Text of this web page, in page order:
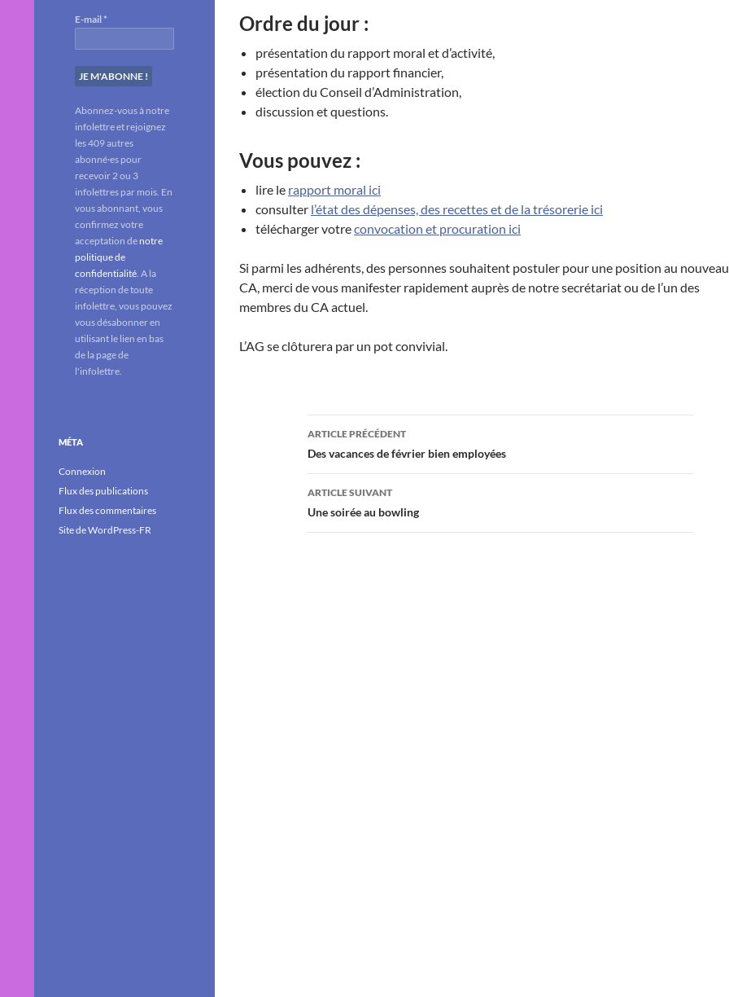
Ordre du jour :
présentation du rapport moral et d’activité,
présentation du rapport financier,
élection du Conseil d’Administration,
discussion et questions.
Vous pouvez :
lire le rapport moral ici
consulter l’état des dépenses, des recettes et de la trésorerie ici
télécharger votreconvocation et procuration ici
Si parmi les adhérents, des personnes souhaitent postuler pour une position au nouveau
CA, merci de vous manifester rapidement auprès de notre secrétariat ou de l’un des
membres du CA actuel.
L’AG se clôturera par un pot convivial.
Navigation
des
articles
ARTICLE PRÉCÉDENT
Des vacances de février bien employées
ARTICLE SUIVANT
Une soirée au bowling
E-mail*
Abonnez-vous à notre
infolettre et rejoignez
les 409 autres
abonné·es pour
recevoir 2 ou 3
infolettres par mois. En
vous abonnant, vous
confirmez votre
acceptation de notre
politique de
confidentialité. A la
réception de toute
infolettre, vous pouvez
vous désabonner en
utilisant le lien en bas
de la page de
l'infolettre.
MÉTA
Connexion
Flux des publications
Flux des commentaires
Site de WordPress-FR